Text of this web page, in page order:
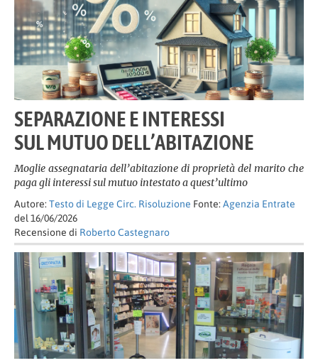
SEPARAZIONE E INTERESSI
SUL MUTUO DELL’ABITAZIONE
Moglie assegnataria dell’abitazione di proprietà del marito che
paga gli interessi sul mutuo intestato a quest’ultimo
Autore: Testo di Legge Circ. Risoluzione Fonte: Agenzia Entrate
del 16/06/2026
Recensione di Roberto Castegnaro